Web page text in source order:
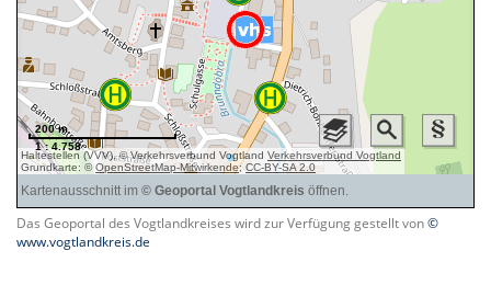
Das Geoportal des Vogtlandkreises wird zur Verfügung gestellt von©
www.vogtlandkreis.de